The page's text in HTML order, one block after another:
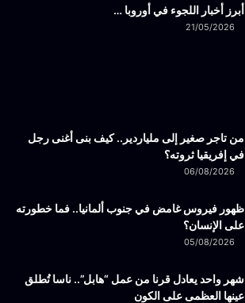
أبرز أخبار اللجوء في أوروبا …
21/05/2026
من تاجر صغير إلى ملياردير.. كيف بنى أغنى رجل
في إفريقيا ثروته؟
06/08/2026
ظهور فيروس غامض في جنوب ألمانيا.. فما خطورته
على الإنسان؟
05/08/2026
شهر واحد يعادل قرنا من عمل “هابل”.. ناسا تُطلق
عينها العظمى على الكون